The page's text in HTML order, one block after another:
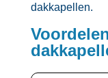
dakkapellen.​